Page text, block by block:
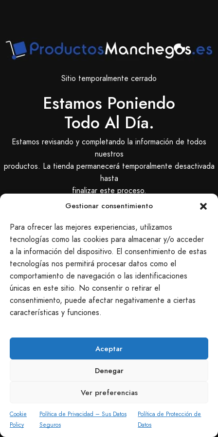
Gestionar consentimiento
Para ofrecer las mejores experiencias, utilizamos
tecnologías como las cookies para almacenar y/o acceder
a la información del dispositivo. El consentimiento de estas
tecnologías nos permitirá procesar datos como el
comportamiento de navegación o las identificaciones
únicas en este sitio. No consentir o retirar el
consentimiento, puede afectar negativamente a ciertas
características y funciones.
Aceptar
Denegar
Ver preferencias
Cookie
Policy
Política de Privacidad – Sus Datos
Seguros
Política de Protección de
Datos
Sitio temporalmente cerrado
Estamos Poniendo
Todo Al Día.
Estamos revisando y completando la información de todos
nuestros
productos. La tienda permanecerá temporalmente desactivada
hasta
finalizar este proceso.
Seguimos a tu disposición
info@productosmanchegos.es
645 968 551
Casasimarro · Cuenca